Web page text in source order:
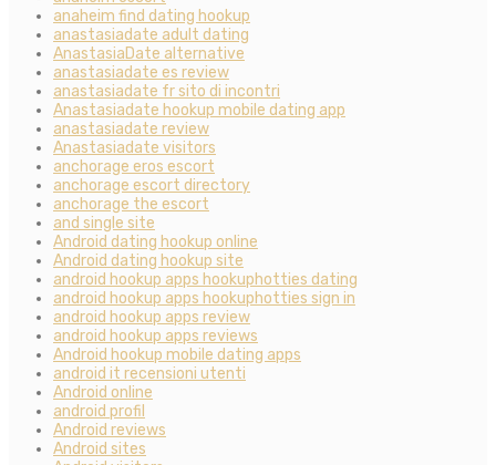
anaheim find dating hookup
anastasiadate adult dating
AnastasiaDate alternative
anastasiadate es review
anastasiadate fr sito di incontri
Anastasiadate hookup mobile dating app
anastasiadate review
Anastasiadate visitors
anchorage eros escort
anchorage escort directory
anchorage the escort
and single site
Android dating hookup online
Android dating hookup site
android hookup apps hookuphotties dating
android hookup apps hookuphotties sign in
android hookup apps review
android hookup apps reviews
Android hookup mobile dating apps
android it recensioni utenti
Android online
android profil
Android reviews
Android sites